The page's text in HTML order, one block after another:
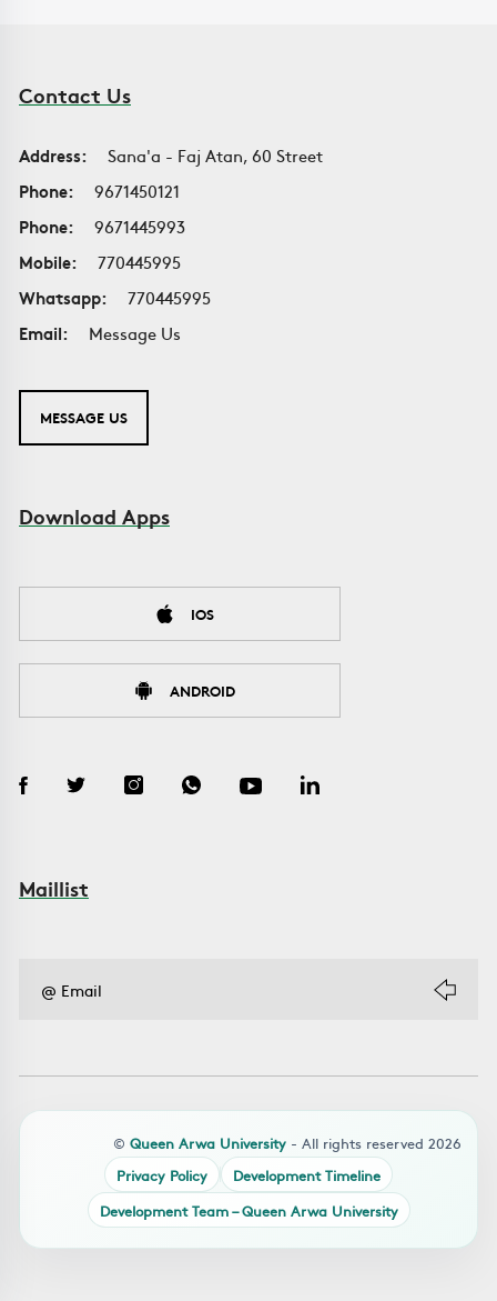
Contact Us
Address:
Sana'a - Faj Atan, 60 Street
Phone:
9671450121
Phone:
9671445993
Mobile:
770445995
Whatsapp:
770445995
Email:
Message Us
MESSAGE US
Download Apps
IOS
ANDROID
Maillist
© Queen Arwa University - All rights reserved 2026
Privacy Policy
Development Timeline
Development Team – Queen Arwa University